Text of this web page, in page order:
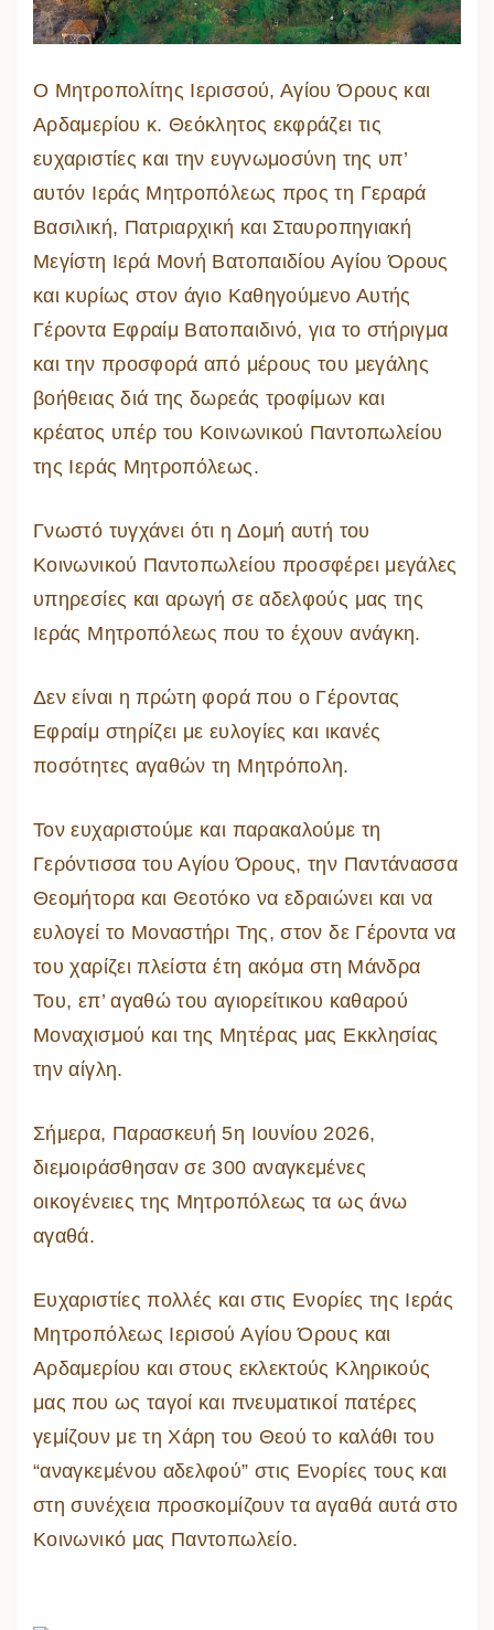
Ο Μητροπολίτης Ιερισσού, Αγίου Όρους και
Αρδαμερίου κ. Θεόκλητος εκφράζει τις
ευχαριστίες και την ευγνωμοσύνη της υπ’
αυτόν Ιεράς Μητροπόλεως προς τη Γεραρά
Βασιλική, Πατριαρχική και Σταυροπηγιακή
Μεγίστη Ιερά Μονή Βατοπαιδίου Αγίου Όρους
και κυρίως στον άγιο Καθηγούμενο Αυτής
Γέροντα Εφραίμ Βατοπαιδινό, για το στήριγμα
και την προσφορά από μέρους του μεγάλης
βοήθειας διά της δωρεάς τροφίμων και
κρέατος υπέρ του Κοινωνικού Παντοπωλείου
της Ιεράς Μητροπόλεως.
Γνωστό τυγχάνει ότι η Δομή αυτή του
Κοινωνικού Παντοπωλείου προσφέρει μεγάλες
υπηρεσίες και αρωγή σε αδελφούς μας της
Ιεράς Μητροπόλεως που το έχουν ανάγκη.
Δεν είναι η πρώτη φορά που ο Γέροντας
Εφραίμ στηρίζει με ευλογίες και ικανές
ποσότητες αγαθών τη Μητρόπολη.
Τον ευχαριστούμε και παρακαλούμε τη
Γερόντισσα του Αγίου Όρους, την Παντάνασσα
Θεομήτορα και Θεοτόκο να εδραιώνει και να
ευλογεί το Μοναστήρι Της, στον δε Γέροντα να
του χαρίζει πλείστα έτη ακόμα στη Μάνδρα
Του, επ’ αγαθώ του αγιορείτικου καθαρού
Μοναχισμού και της Μητέρας μας Εκκλησίας
την αίγλη.
Σήμερα, Παρασκευή 5η Ιουνίου 2026,
διεμοιράσθησαν σε 300 αναγκεμένες
οικογένειες της Μητροπόλεως τα ως άνω
αγαθά.
Ευχαριστίες πολλές και στις Ενορίες της Ιεράς
Μητροπόλεως Ιερισού Αγίου Όρους και
Αρδαμερίου και στους εκλεκτούς Κληρικούς
μας που ως ταγοί και πνευματικοί πατέρες
γεμίζουν με τη Χάρη του Θεού το καλάθι του
“αναγκεμένου αδελφού” στις Ενορίες τους και
στη συνέχεια προσκομίζουν τα αγαθά αυτά στο
Κοινωνικό μας Παντοπωλείο.